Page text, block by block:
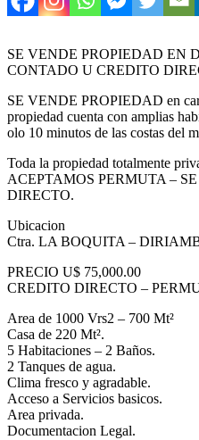
SE VENDE PROPIEDAD EN
CONTADO U CREDITO
SE VENDE PROPIEDAD en
propiedad cuenta con amplias
olo 10 minutos de las costas del
Toda la propiedad totalmente
ACEPTAMOS PERMUTA –
DIRECTO.
Ubicacion
Ctra. LA BOQUITA –
PRECIO U$ 75,000.00
CREDITO DIRECTO –
Area de 1000 Vrs2 – 700 Mt²
Casa de 220 Mt².
5 Habitaciones – 2 Baños.
2 Tanques de agua.
Clima fresco y agradable.
Acceso a Servicios basicos.
Area privada.
Documentacion Legal.